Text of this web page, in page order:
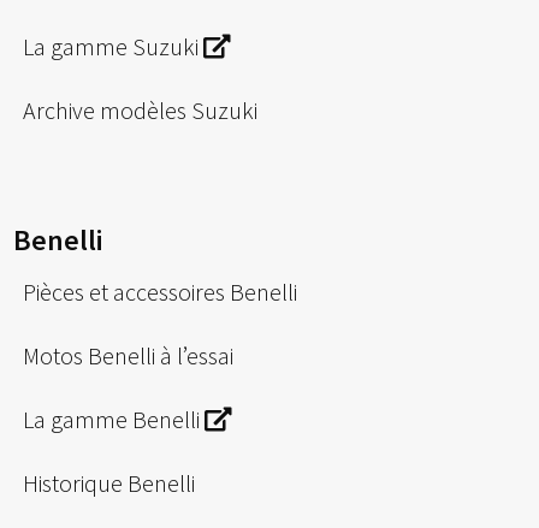
La gamme Suzuki
Archive modèles Suzuki
Benelli
Pièces et accessoires Benelli
Motos Benelli à l’essai
La gamme Benelli
Historique Benelli